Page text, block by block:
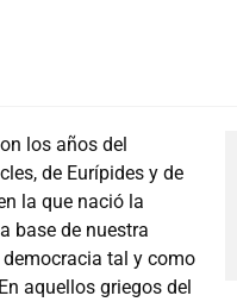
los años del
de Eurípides y de
la que nació la
base de nuestra
tal y como
aquellos griegos del